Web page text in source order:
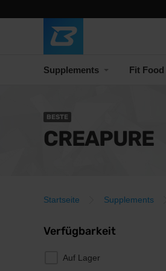
Supplements Fit Food
BESTE
CREAPURE
Startseite Supplements
Verfügbarkeit
Auf Lager